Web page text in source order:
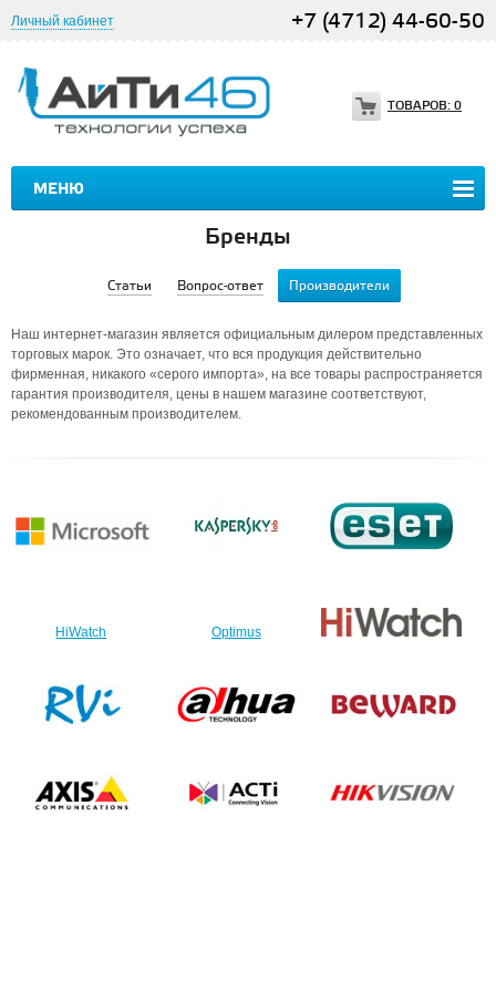
Личный кабинет +7 (4712) 44-60-50
МЕНЮ
ТОВАРОВ: 0
Бренды
Статьи Вопрос-ответ Производители
Наш интернет-магазин является официальным дилером представленных
торговых марок. Это означает, что вся продукция действительно
фирменная, никакого «серого импорта», на все товары распространяется
гарантия производителя, цены в нашем магазине соответствуют,
рекомендованным производителем.
HiWatch Optimus